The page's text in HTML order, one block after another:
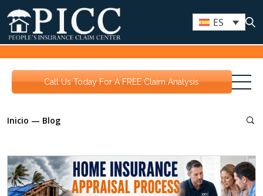
ES
Call Us Today For A FREE Claim Analysis
Inicio — Blog